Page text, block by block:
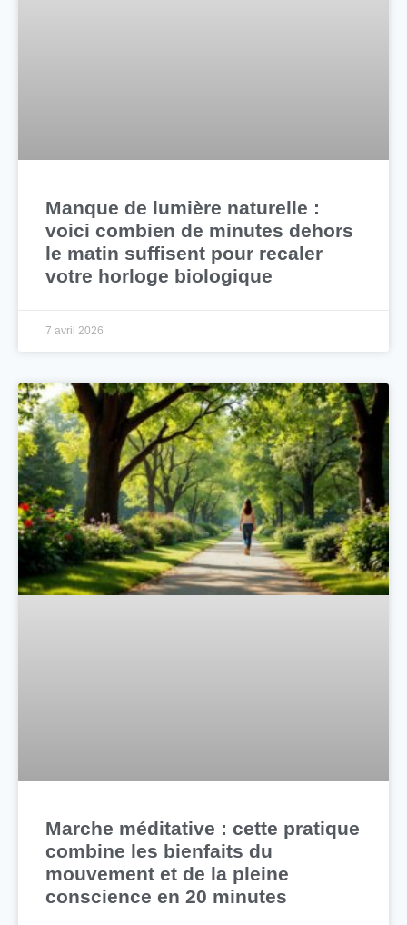
Manque de lumière naturelle :
voici combien de minutes dehors
le matin suffisent pour recaler
votre horloge biologique
7 avril 2026
Marche méditative : cette pratique
combine les bienfaits du
mouvement et de la pleine
conscience en 20 minutes